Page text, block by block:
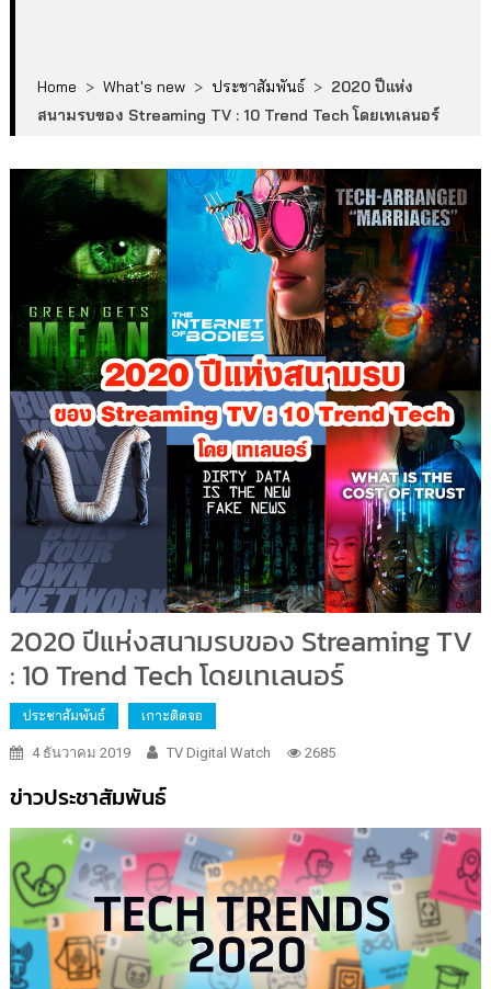
Home > What's new > ประชาสัมพันธ์ > 2020 ปีแห่ง
สนามรบของ Streaming TV : 10 Trend Tech โดยเทเลนอร์
2020 ปีแห่งสนามรบของ Streaming TV
: 10 Trend Tech โดยเทเลนอร์
ประชาสัมพันธ์ เกาะติดจอ
4 ธันวาคม 2019 TV Digital Watch 2685
ข่าวประชาสัมพันธ์